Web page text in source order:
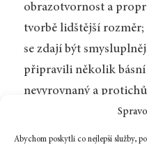
Abychom poskytli co nejlepší služby,
obrazotvornost a
tvorbě lidštější
se zdají být
připravili několik básní
nevyrovnaný a
skvěle dokládá
poezie.